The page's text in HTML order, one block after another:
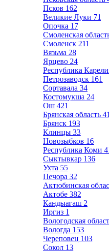
Псков 162
Великие Луки 71
Опочка 17
Смоленская
Смоленск 211
Вязьма 28
Ярцево 24
Республика
Петрозаводск 161
Сортавала 34
Костомукша 24
Ош 421
Брянская область
Брянск 193
Клинцы 33
Новозыбков 16
Республика Коми
Сыктывкар 136
Ухта 55
Печора 32
Актюбинская
Актобе 382
Кандыагаш 2
Иргиз 1
Вологодская
Вологда 153
Череповец 103
Сокол 13